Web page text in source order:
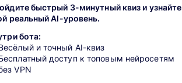
при этом штраф;
быстрый 3-минутный квиз и узнайте
реальный AI-уровень.
бота:
и точный AI-квиз
доступ к топовым нейросетям
VPN